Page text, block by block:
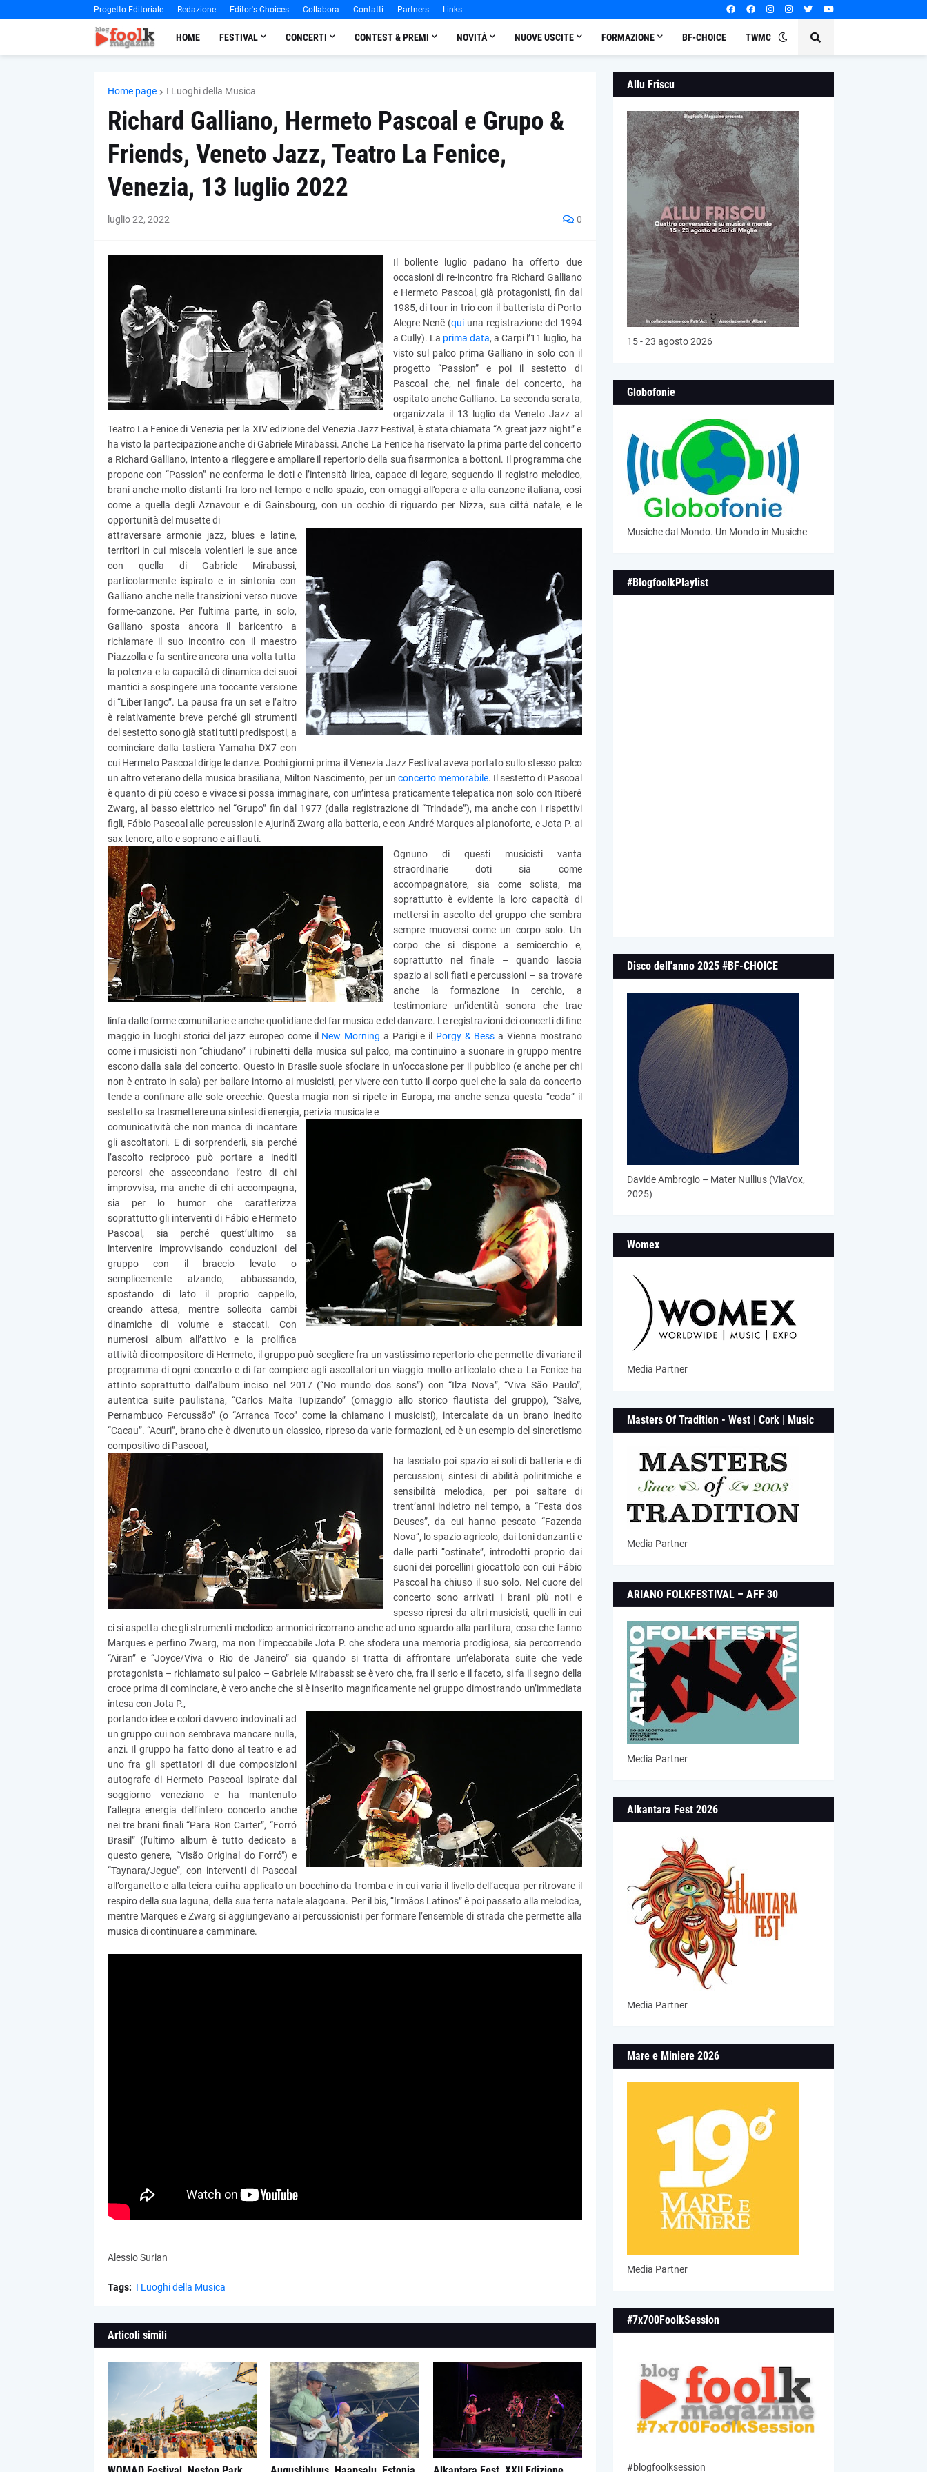
Progetto Editoriale Redazione Editor's Choices Collabora Contatti Partners Links
HOME FESTIVAL CONCERTI CONTEST & PREMI NOVITÀ NUOVE USCITE FORMAZIONE BF-CHOICE TWMC
Home page I Luoghi della Musica
Richard Galliano, Hermeto Pascoal e Grupo &
Friends, Veneto Jazz, Teatro La Fenice,
Venezia, 13 luglio 2022
luglio 22, 2022 0
Il bollente luglio padano ha offerto due
occasioni di re-incontro fra Richard Galliano
e Hermeto Pascoal, già protagonisti, fin dal
1985, di tour in trio con il batterista di Porto
Alegre Nenê (quiuna registrazione del 1994
a Cully). La prima data, a Carpi l’11 luglio, ha
visto sul palco prima Galliano in solo con il
progetto “Passion” e poi il sestetto di
Pascoal che, nel finale del concerto, ha
ospitato anche Galliano. La seconda serata,
organizzata il 13 luglio da Veneto Jazz al
Teatro La Fenice di Venezia per la XIV edizione del Venezia Jazz Festival, è stata chiamata “A great jazz night” e
ha visto la partecipazione anche di Gabriele Mirabassi. Anche La Fenice ha riservato la prima parte del concerto
a Richard Galliano, intento a rileggere e ampliare il repertorio della sua fisarmonica a bottoni. Il programma che
propone con “Passion” ne conferma le doti e l’intensità lirica, capace di legare, seguendo il registro melodico,
brani anche molto distanti fra loro nel tempo e nello spazio, con omaggi all’opera e alla canzone italiana, così
come a quella degli Aznavour e di Gainsbourg, con un occhio di riguardo per Nizza, sua città natale, e le
opportunità del musette di
attraversare armonie jazz, blues e latine,
territori in cui miscela volentieri le sue ance
con quella di Gabriele Mirabassi,
particolarmente ispirato e in sintonia con
Galliano anche nelle transizioni verso nuove
forme-canzone. Per l’ultima parte, in solo,
Galliano sposta ancora il baricentro a
richiamare il suo incontro con il maestro
Piazzolla e fa sentire ancora una volta tutta
la potenza e la capacità di dinamica dei suoi
mantici a sospingere una toccante versione
di “LiberTango”. La pausa fra un set e l’altro
è relativamente breve perché gli strumenti
del sestetto sono già stati tutti predisposti, a
cominciare dalla tastiera Yamaha DX7 con
cui Hermeto Pascoal dirige le danze. Pochi giorni prima il Venezia Jazz Festival aveva portato sullo stesso palco
un altro veterano della musica brasiliana, Milton Nascimento, per unconcerto memorabile. Il sestetto di Pascoal
è quanto di più coeso e vivace si possa immaginare, con un’intesa praticamente telepatica non solo con Itiberê
Zwarg, al basso elettrico nel “Grupo” fin dal 1977 (dalla registrazione di “Trindade”), ma anche con i rispettivi
figli, Fábio Pascoal alle percussioni e Ajurinã Zwarg alla batteria, e con André Marques al pianoforte, e Jota P. ai
sax tenore, alto e soprano e ai flauti.
Ognuno di questi musicisti vanta
straordinarie doti sia come
accompagnatore, sia come solista, ma
soprattutto è evidente la loro capacità di
mettersi in ascolto del gruppo che sembra
sempre muoversi come un corpo solo. Un
corpo che si dispone a semicerchio e,
soprattutto nel finale – quando lascia
spazio ai soli fiati e percussioni – sa trovare
anche la formazione in cerchio, a
testimoniare un’identità sonora che trae
linfa dalle forme comunitarie e anche quotidiane del far musica e del danzare. Le registrazioni dei concerti di fine
maggio in luoghi storici del jazz europeo come il New Morning a Parigi e il Porgy & Bess a Vienna mostrano
come i musicisti non “chiudano” i rubinetti della musica sul palco, ma continuino a suonare in gruppo mentre
escono dalla sala del concerto. Questo in Brasile suole sfociare in un’occasione per il pubblico (e anche per chi
non è entrato in sala) per ballare intorno ai musicisti, per vivere con tutto il corpo quel che la sala da concerto
tende a confinare alle sole orecchie. Questa magia non si ripete in Europa, ma anche senza questa “coda” il
sestetto sa trasmettere una sintesi di energia, perizia musicale e
comunicatività che non manca di incantare
gli ascoltatori. E di sorprenderli, sia perché
l’ascolto reciproco può portare a inediti
percorsi che assecondano l’estro di chi
improvvisa, ma anche di chi accompagna,
sia per lo humor che caratterizza
soprattutto gli interventi di Fábio e Hermeto
Pascoal, sia perché quest’ultimo sa
intervenire improvvisando conduzioni del
gruppo con il braccio levato o
semplicemente alzando, abbassando,
spostando di lato il proprio cappello,
creando attesa, mentre sollecita cambi
dinamiche di volume e staccati. Con
numerosi album all’attivo e la prolifica
attività di compositore di Hermeto, il gruppo può scegliere fra un vastissimo repertorio che permette di variare il
programma di ogni concerto e di far compiere agli ascoltatori un viaggio molto articolato che a La Fenice ha
attinto soprattutto dall’album inciso nel 2017 (“No mundo dos sons”) con “Ilza Nova”, “Viva São Paulo”,
autentica suite paulistana, “Carlos Malta Tupizando” (omaggio allo storico flautista del gruppo), “Salve,
Pernambuco Percussão” (o “Arranca Toco” come la chiamano i musicisti), intercalate da un brano inedito
“Cacau”. “Acuri”, brano che è divenuto un classico, ripreso da varie formazioni, ed è un esempio del sincretismo
compositivo di Pascoal,
ha lasciato poi spazio ai soli di batteria e di
percussioni, sintesi di abilità poliritmiche e
sensibilità melodica, per poi saltare di
trent’anni indietro nel tempo, a “Festa dos
Deuses”, da cui hanno pescato “Fazenda
Nova”, lo spazio agricolo, dai toni danzanti e
dalle parti “ostinate”, introdotti proprio dai
suoni dei porcellini giocattolo con cui Fábio
Pascoal ha chiuso il suo solo. Nel cuore del
concerto sono arrivati i brani più noti e
spesso ripresi da altri musicisti, quelli in cui
ci si aspetta che gli strumenti melodico-armonici ricorrano anche ad uno sguardo alla partitura, cosa che fanno
Marques e perfino Zwarg, ma non l’impeccabile Jota P. che sfodera una memoria prodigiosa, sia percorrendo
“Airan” e “Joyce/Viva o Rio de Janeiro” sia quando si tratta di affrontare un’elaborata suite che vede
protagonista – richiamato sul palco – Gabriele Mirabassi: se è vero che, fra il serio e il faceto, si fa il segno della
croce prima di cominciare, è vero anche che si è inserito magnificamente nel gruppo dimostrando un’immediata
intesa con Jota P.,
portando idee e colori davvero indovinati ad
un gruppo cui non sembrava mancare nulla,
anzi. Il gruppo ha fatto dono al teatro e ad
uno fra gli spettatori di due composizioni
autografe di Hermeto Pascoal ispirate dal
soggiorno veneziano e ha mantenuto
l’allegra energia dell’intero concerto anche
nei tre brani finali “Para Ron Carter”, “Forró
Brasil” (l’ultimo album è tutto dedicato a
questo genere, “Visão Original do Forró") e
“Taynara/Jegue”, con interventi di Pascoal
all’organetto e alla teiera cui ha applicato un bocchino da tromba e in cui varia il livello dell’acqua per ritrovare il
respiro della sua laguna, della sua terra natale alagoana. Per il bis, “Irmãos Latinos” è poi passato alla melodica,
mentre Marques e Zwarg si aggiungevano ai percussionisti per formare l’ensemble di strada che permette alla
musica di continuare a camminare.
Alessio Surian
Tags: I Luoghi della Musica
Articoli simili
Allu Friscu
15 - 23 agosto 2026
Globofonie
Musiche dal Mondo. Un Mondo in Musiche
#BlogfoolkPlaylist
Disco dell'anno 2025 #BF-CHOICE
Davide Ambrogio – Mater Nullius (ViaVox,
2025)
Womex
Media Partner
Masters Of Tradition - West | Cork | Music
Media Partner
ARIANO FOLKFESTIVAL – AFF 30
Media Partner
Alkantara Fest 2026
Media Partner
Mare e Miniere 2026
Media Partner
#7x700FoolkSession
#blogfoolksession